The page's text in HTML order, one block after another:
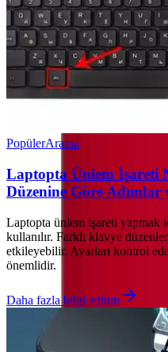
PopülerArama
Laptopta Ünlem İşareti
Düzenine Göre Adımlar
Laptopta ünlem işareti yapmak
kullanılır. Farklı klavye
etkileyebilir. Ayarları kontrol
önemlidir.
Daha fazla bilgi edinin